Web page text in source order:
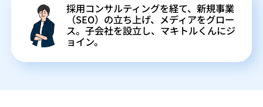
採用コンサルティングを経て、新規事業
（SEO）の立ち上げ、メディアをグロー
ス。子会社を設立し、マキトルくんにジ
ョイン。